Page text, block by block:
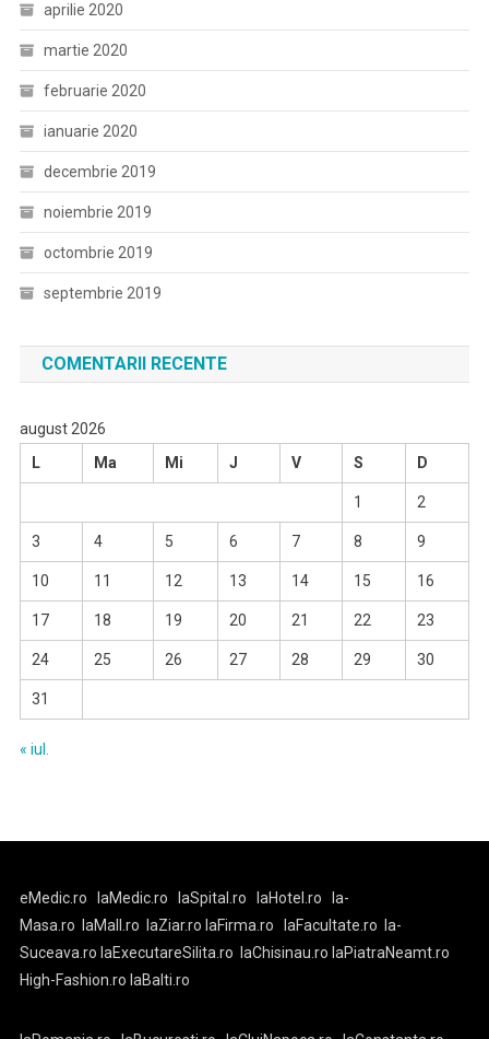
aprilie 2020
martie 2020
februarie 2020
ianuarie 2020
decembrie 2019
noiembrie 2019
octombrie 2019
septembrie 2019
COMENTARII RECENTE
august 2026
L
Ma Mi J V S D
1 2
3 4 5 6 7 8 9
10 11 12 13 14 15 16
17 18 19 20 21 22 23
24 25 26 27 28 29 30
31
« iul.
eMedic.ro laMedic.ro laSpital.ro laHotel.ro
la-
Masa.ro
laMall.ro laZiar.ro laFirma.ro laFacultate.ro
la-
Suceava.ro laExecutareSilita.ro laChisinau.ro laPiatraNeamt.ro
High-Fashion.ro laBalti.ro